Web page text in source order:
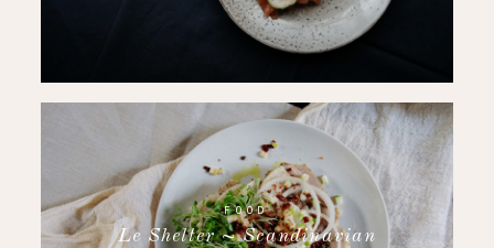
FOOD
Le Shelter ~ Scandinavian